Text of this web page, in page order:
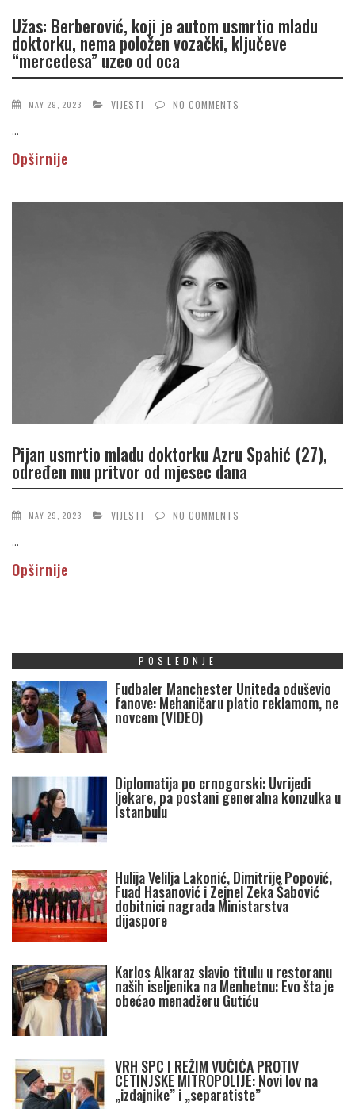
Užas: Berberović, koji je autom usmrtio mladu
doktorku, nema položen vozački, ključeve
“mercedesa” uzeo od oca
MAY 29, 2023 VIJESTI NO COMMENTS
...
Opširnije
Pijan usmrtio mladu doktorku Azru Spahić (27),
određen mu pritvor od mjesec dana
MAY 29, 2023 VIJESTI NO COMMENTS
...
Opširnije
POSLEDNJE
Fudbaler Manchester Uniteda oduševio
fanove: Mehaničaru platio reklamom, ne
novcem (VIDEO)
Diplomatija po crnogorski: Uvrijedi
ljekare, pa postani generalna konzulka u
Istanbulu
Hulija Velilja Lakonić, Dimitrije Popović,
Fuad Hasanović i Zejnel Zeka Šabović
dobitnici nagrada Ministarstva
dijaspore
Karlos Alkaraz slavio titulu u restoranu
naših iseljenika na Menhetnu: Evo šta je
obećao menadžeru Gutiću
VRH SPC I REŽIM VUČIĆA PROTIV
CETINJSKE MITROPOLIJE: Novi lov na
„izdajnike” i „separatiste”